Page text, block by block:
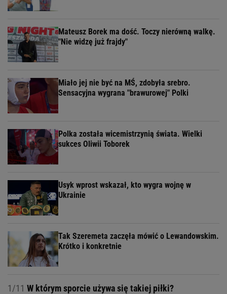
Mateusz Borek ma dość. Toczy nierówną walkę.
"Nie widzę już frajdy"
Miało jej nie być na MŚ, zdobyła srebro.
Sensacyjna wygrana "brawurowej" Polki
Polka została wicemistrzynią świata. Wielki
sukces Oliwii Toborek
Usyk wprost wskazał, kto wygra wojnę w
Ukrainie
Tak Szeremeta zaczęła mówić o Lewandowskim.
Krótko i konkretnie
1/11 W którym sporcie używa się takiej piłki?